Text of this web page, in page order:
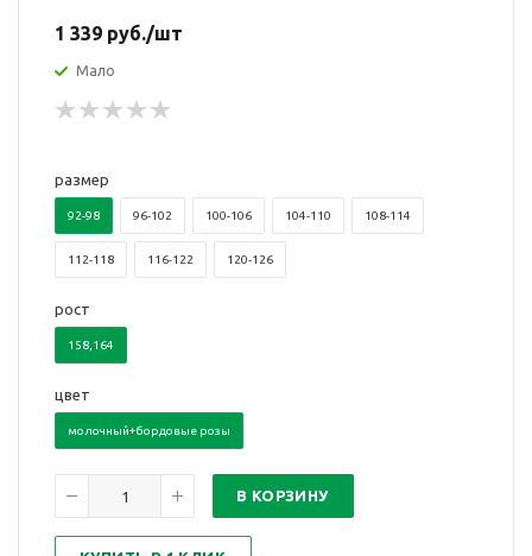
1 339 руб./шт
Мало
размер
92-98 96-102 100-106 104-110 108-114
112-118 116-122 120-126
рост
158,164
цвет
молочный+бордовые розы
В КОРЗИНУ